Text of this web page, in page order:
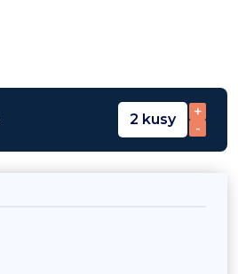
2 kusy
+
-